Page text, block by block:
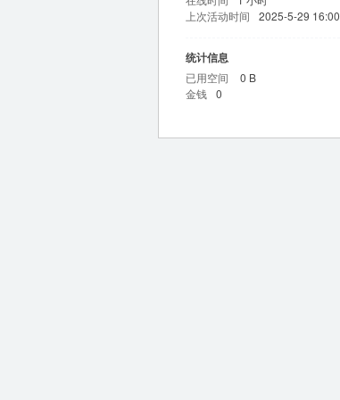
上次活动时间
2025-5-29 16:00
统计信息
已用空间 0 B
金钱 0